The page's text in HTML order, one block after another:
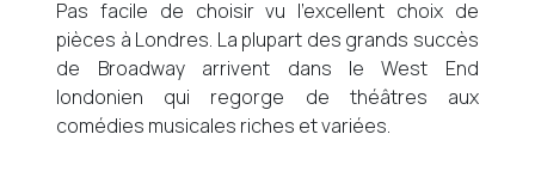
Pas facile de choisir vu l’excellent choix de
pièces à Londres. La plupart des grands succès
de Broadway arrivent dans le West End
londonien qui regorge de théâtres aux
comédies musicales riches et variées.